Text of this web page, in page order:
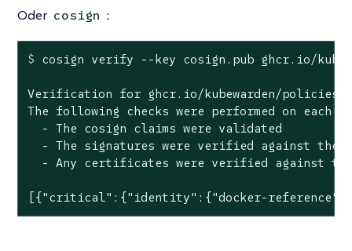
Oder cosign :
$ cosign verify --key cosign.pub ghcr.io/
Verification for ghcr.io/kubewarden/policies/
The following checks were performed on each
  - The cosign claims were validated
- The signatures were verified against the
- Any certificates were verified against
[{"critical":{"identity":{"docker-